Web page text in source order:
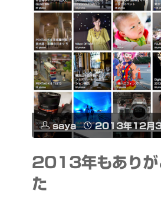
saya 2013年12月
2013年もありが
た